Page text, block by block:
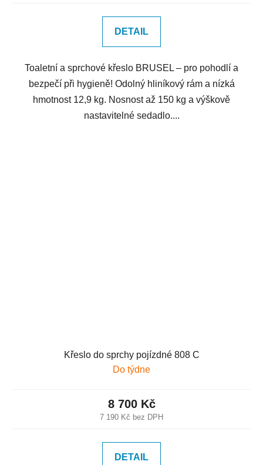
DETAIL
Toaletní a sprchové křeslo BRUSEL – pro pohodlí a
bezpečí při hygieně! Odolný hliníkový rám a nízká
hmotnost 12,9 kg. Nosnost až 150 kg a výškově
nastavitelné sedadlo....
Křeslo do sprchy pojízdné 808 C
Do týdne
7 190 Kč bez DPH
8 700 Kč
DETAIL